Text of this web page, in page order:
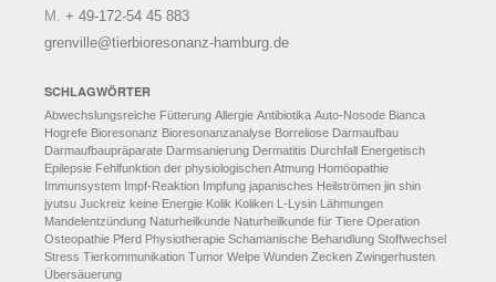
M. + 49-172-54 45 883
grenville@tierbioresonanz-hamburg.de
SCHLAGWÖRTER
Abwechslungsreiche Fütterung Allergie Antibiotika Auto-Nosode Bianca
Hogrefe Bioresonanz Bioresonanzanalyse Borreliose Darmaufbau
Darmaufbaupräparate Darmsanierung Dermatitis Durchfall Energetisch
Epilepsie Fehlfunktion der physiologischen Atmung Homöopathie
Immunsystem Impf-Reaktion Impfung japanisches Heilströmen jin shin
jyutsu Juckreiz keine Energie Kolik Koliken L-Lysin Lähmungen
Mandelentzündung Naturheilkunde Naturheilkunde für Tiere Operation
Osteopathie Pferd Physiotherapie Schamanische Behandlung Stoffwechsel
Stress Tierkommunikation Tumor Welpe Wunden Zecken Zwingerhusten
Übersäuerung